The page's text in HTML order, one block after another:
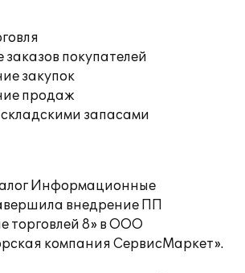
покупателей
закупок
продаж
запасами
Информационные
внедрение ПП
торговлей 8» в ООО
компания СервисМаркет».